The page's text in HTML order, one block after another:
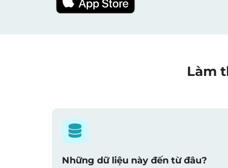
Làm
Những dữ liệu này đến từ đâu?